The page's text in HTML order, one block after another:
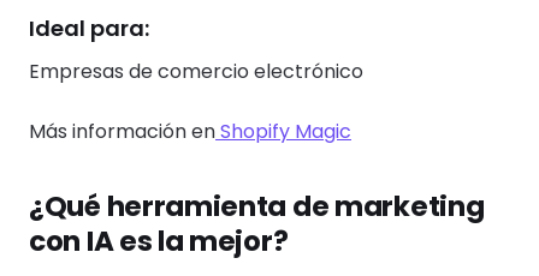
Ideal para:
Empresas de comercio electrónico
Más información enShopify Magic
¿Qué herramienta de marketing
con IA es la mejor?